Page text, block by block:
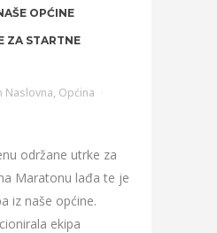
OPĆINE
ZA STARTNE
Naslovna, Općina
održane utrke za
Maratonu lađa te je
iz naše općine.
ekipa